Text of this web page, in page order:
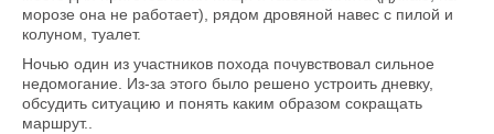
морозе она не работает), рядом дровяной навес с пилой и
колуном, туалет.
Ночью один из участников похода почувствовал сильное
недомогание. Из-за этого было решено устроить дневку,
обсудить ситуацию и понять каким образом сокращать
маршрут..